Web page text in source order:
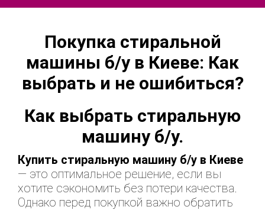
Покупка стиральной
машины б/у в Киеве: Как
выбрать и не ошибиться?
Как выбрать стиральную
машину б/у.
Купить стиральную машину б/у в Киеве
— это оптимальное решение, если вы
хотите сэкономить без потери качества.
Однако перед покупкой важно обратить